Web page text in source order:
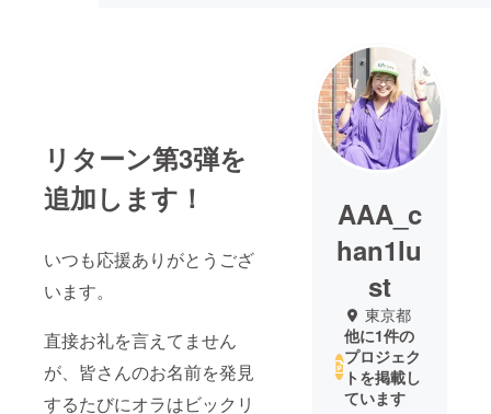
リターン第3弾を
追加します！
いつも応援ありがとうござ
います。
直接お礼を言えてません
が、皆さんのお名前を発見
するたびにオラはビックリ
AAA_c
han1lu
st
東京都
他に1件の
プロジェク
トを掲載し
ています